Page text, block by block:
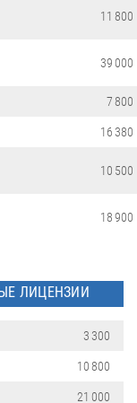
11 800
39 000
7 800
16 380
10 500
18 900
ЛИЦЕНЗИИ
3 300
10 800
21 000